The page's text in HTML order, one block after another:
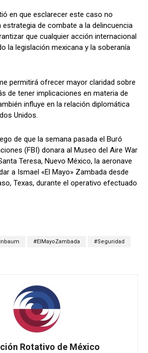
en que esclarecer este caso no
estrategia de combate a la delincuencia
que cualquier acción internacional
la legislación mexicana y la soberanía
permitirá ofrecer mayor claridad sobre
de tener implicaciones en materia de
influye en la relación diplomática
Unidos.
de que la semana pasada el Buró
(FBI) donara al Museo del Aire War
Teresa, Nuevo México, la aeronave
a Ismael «El Mayo» Zambada desde
Texas, durante el operativo efectuado
#ElMayoZambada #Seguridad
Rotativo de México